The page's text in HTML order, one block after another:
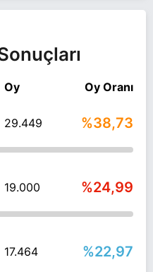
Oy Oy Oranı
29.449 %38,73
19.000 %24,99
17.464 %22,97